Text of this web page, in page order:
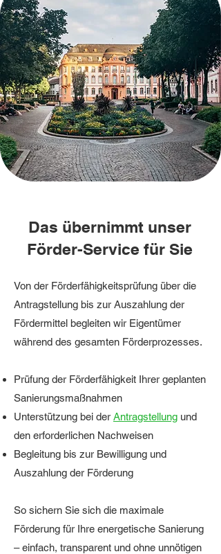
Das übernimmt unser
Förder-Service für Sie
Von der Förderfähigkeitsprüfung über die
Antragstellung bis zur Auszahlung der
Fördermittel begleiten wir Eigentümer
während des gesamten Förderprozesses.
Prüfung der Förderfähigkeit Ihrer geplanten
Sanierungsmaßnahmen
Unterstützung bei der Antragstellung und
den erforderlichen Nachweisen
Begleitung bis zur Bewilligung und
Auszahlung der Förderung
So sichern Sie sich die maximale
Förderung für Ihre energetische Sanierung
– einfach, transparent und ohne unnötigen